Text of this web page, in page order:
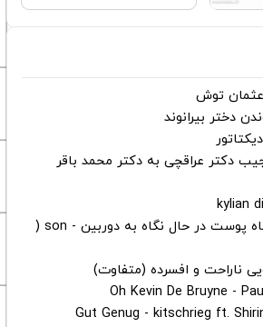
عثمان ‌توش
دختر بیرانوند
دکتر عراقچی به دکتر محمد باقر
دانلود قالب مرد سیاه پوست در حال نگاه به دوربین - son (
ناراحت و افسرده (متفاوت)